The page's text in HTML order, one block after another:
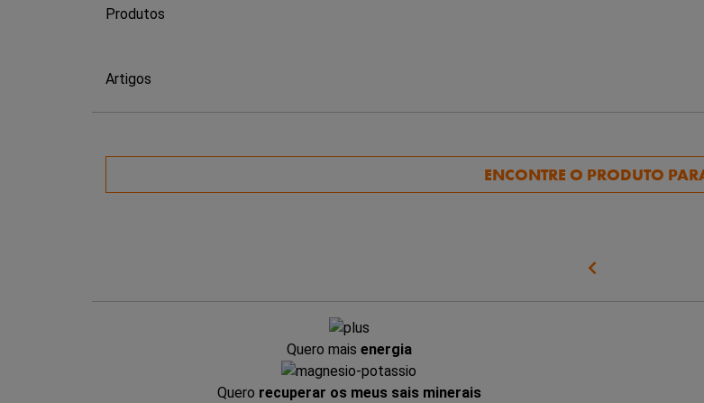
Produtos
Artigos
ENCONTRE O PRODUTO
Quero mais energia
Quero recuperar os meus sais minerais